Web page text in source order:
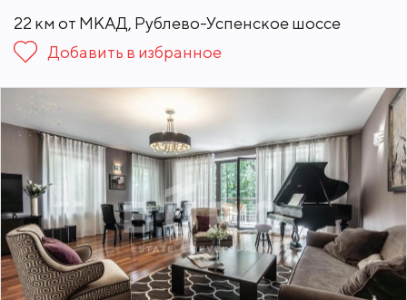
22 км от МКАД, Рублево-Успенское шоссе
Добавить в избранное